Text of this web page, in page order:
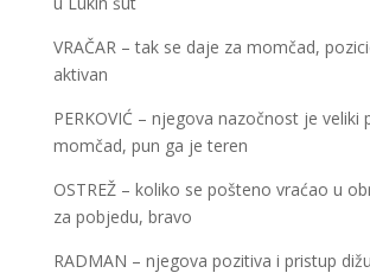
VRAČAR – tak se daje za momčad,
aktivan
PERKOVIĆ – njegova nazočnost je veliki
momčad, pun ga je teren
OSTREŽ – koliko se pošteno vraćao u
za pobjedu, bravo
RADMAN – njegova pozitiva i pristup